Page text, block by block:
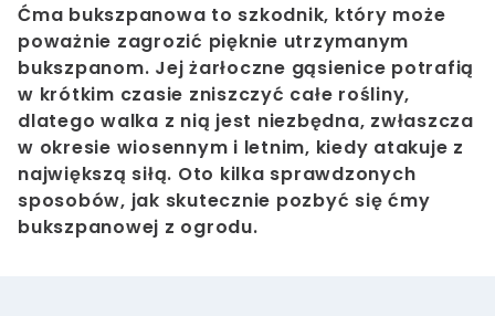
Ćma bukszpanowa to szkodnik, który może
poważnie zagrozić pięknie utrzymanym
bukszpanom. Jej żarłoczne gąsienice potrafią
w krótkim czasie zniszczyć całe rośliny,
dlatego walka z nią jest niezbędna, zwłaszcza
w okresie wiosennym i letnim, kiedy atakuje z
największą siłą. Oto kilka sprawdzonych
sposobów, jak skutecznie pozbyć się ćmy
bukszpanowej z ogrodu.